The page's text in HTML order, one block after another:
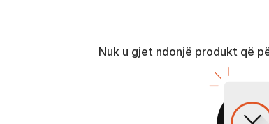
Nuk u gjet ndonjë produkt që